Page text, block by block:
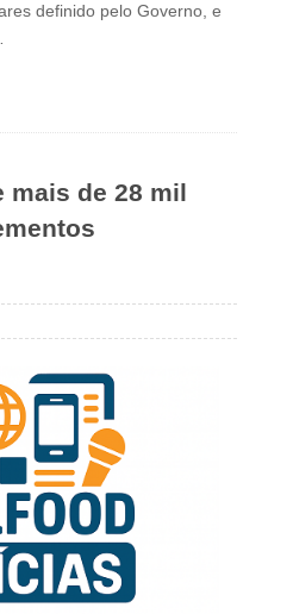
definido pelo Governo, e
mais de 28 mil